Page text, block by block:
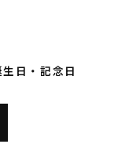
生日・記念日